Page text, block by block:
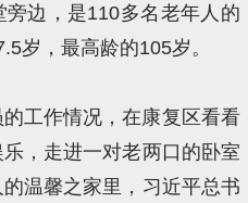
边，是110多名老年人的
岁，最高龄的105岁。
工作情况，在康复区看看
，走进一对老两口的卧室
温馨之家里，习近平总书